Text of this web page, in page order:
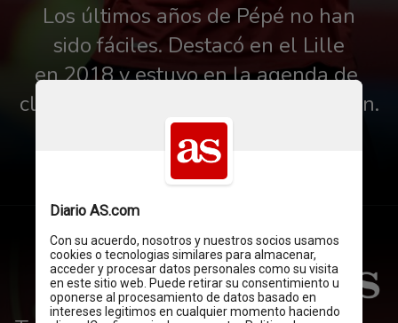
Los últimos años de Pépé no han
sido fáciles. Destacó en el Lille
en 2018 y estuvo en la agenda de
clubes como PSG, Liverpool o Bayern.